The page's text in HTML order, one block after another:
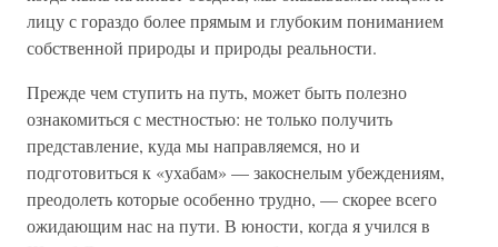
лицу с гораздо более прямым и глубоким пониманием
собственной природы и природы реальности.
Прежде чем ступить на путь, может быть полезно
ознакомиться с местностью: не только получить
представление, куда мы направляемся, но и
подготовиться к «ухабам» — закоснелым убеждениям,
преодолеть которые особенно трудно, — скорее всего
ожидающим нас на пути. В юности, когда я учился в